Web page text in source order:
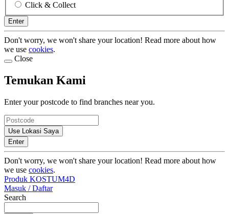
Click & Collect
Enter
Don't worry, we won't share your location! Read more about how
we use cookies.
Close
Temukan Kami
Enter your postcode to find branches near you.
Use Lokasi Saya
Enter
Don't worry, we won't share your location! Read more about how
we use cookies.
Produk KOSTUM4D
Masuk / Daftar
Search